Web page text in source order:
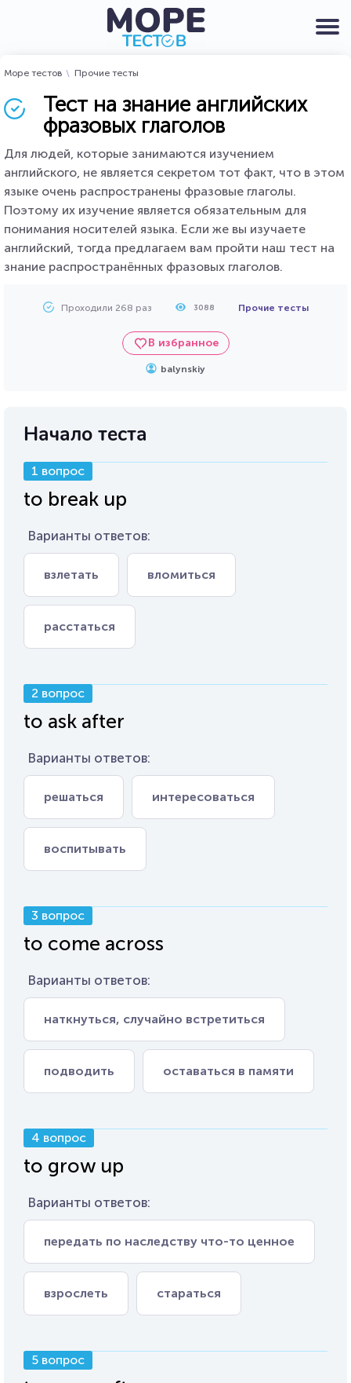
Море тестов Прочие тесты
Тест на знание английских
фразовых глаголов
Для людей, которые занимаются изучением
английского, не является секретом тот факт, что в этом
языке очень распространены фразовые глаголы.
Поэтому их изучение является обязательным для
понимания носителей языка. Если же вы изучаете
английский, тогда предлагаем вам пройти наш тест на
знание распространённых фразовых глаголов.
Проходили 268 раз 3088 Прочие тесты
В избранное
balynskiy
Начало теста
1 вопрос
to break up
Варианты ответов:
взлетать вломиться
расстаться
2 вопрос
to ask after
Варианты ответов:
решаться интересоваться
воспитывать
3 вопрос
to come across
Варианты ответов:
наткнуться, случайно встретиться
подводить оставаться в памяти
4 вопрос
to grow up
Варианты ответов:
передать по наследству что-то ценное
взрослеть стараться
5 вопрос